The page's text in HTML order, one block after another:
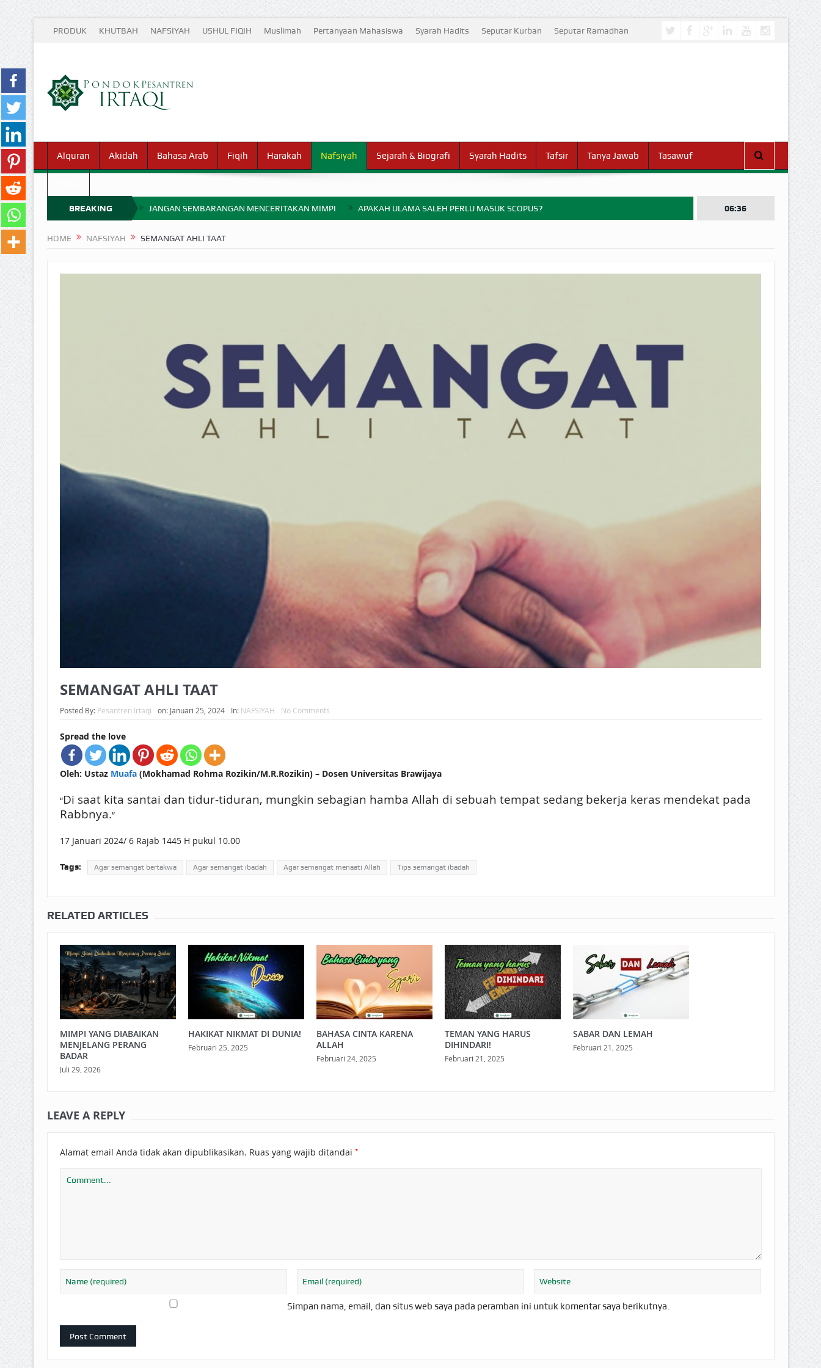
PRODUK KHUTBAH NAFSIYAH USHUL FIQIH Muslimah Pertanyaan Mahasiswa Syarah Hadits Seputar Kurban Seputar Ramadhan
Alquran Akidah Bahasa Arab Fiqih Harakah Nafsiyah Sejarah & Biografi Syarah Hadits Tafsir Tanya Jawab Tasawuf
BREAKING
NEWS
JANGAN SEMBARANGAN MENCERITAKAN MIMPI APAKAH ULAMA SALEH PERLU MASUK SCOPUS? 06:36
HOME NAFSIYAH SEMANGAT AHLI TAAT
SEMANGAT AHLI TAAT
Posted By: Pesantren Irtaqi on: Januari 25, 2024 In: NAFSIYAH No Comments
Spread the love
Oleh: Ustaz Muafa(Mokhamad Rohma Rozikin/M.R.Rozikin) – Dosen Universitas Brawijaya
“Di saat kita santai dan tidur-tiduran, mungkin sebagian hamba Allah di sebuah tempat sedang bekerja keras mendekat pada
Rabbnya.”
17 Januari 2024/ 6 Rajab 1445 H pukul 10.00
Tags: Agar semangat bertakwa Agar semangat ibadah Agar semangat menaati Allah Tips semangat ibadah
RELATED ARTICLES
MIMPI YANG DIABAIKAN
MENJELANG PERANG
BADAR
Juli 29, 2026
HAKIKAT NIKMAT DI DUNIA!
Februari 25, 2025
BAHASA CINTA KARENA
ALLAH
Februari 24, 2025
TEMAN YANG HARUS
DIHINDARI!
Februari 21, 2025
SABAR DAN LEMAH
Februari 21, 2025
LEAVE A REPLY
Alamat email Anda tidak akan dipublikasikan. Ruas yang wajib ditandai *
Simpan nama, email, dan situs web saya pada peramban ini untuk komentar saya berikutnya.